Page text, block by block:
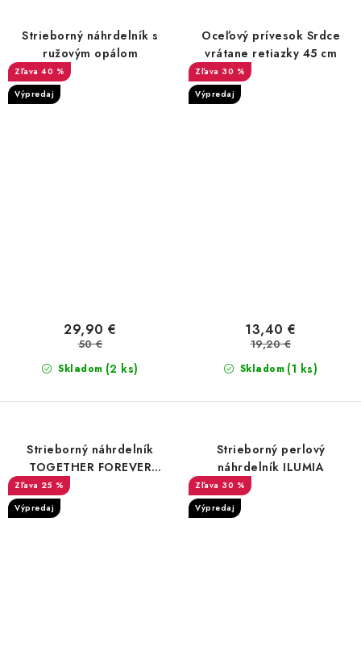
Strieborný náhrdelník s
ružovým opálom
40 %
Výpredaj
Skladom (2 ks)
29,90 €
50 €
Oceľový prívesok Srdce
vrátane retiazky 45 cm
30 %
Výpredaj
Skladom (1 ks)
13,40 €
19,20 €
Strieborný náhrdelník
TOGETHER FOREVER
spojené dva kruhy
25 %
Výpredaj
Strieborný perlový
náhrdelník ILUMIA
30 %
Výpredaj